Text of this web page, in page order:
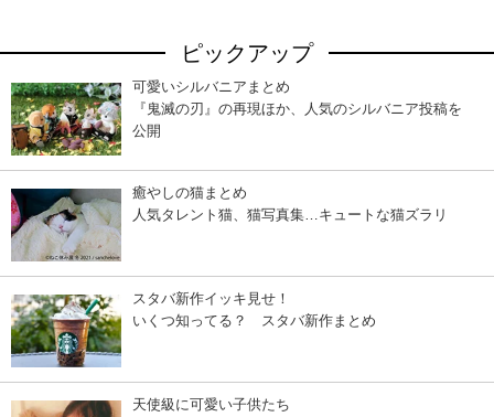
ピックアップ
可愛いシルバニアまとめ
『鬼滅の刃』の再現ほか、人気のシルバニア投稿を
公開
癒やしの猫まとめ
人気タレント猫、猫写真集…キュートな猫ズラリ
スタバ新作イッキ見せ！
いくつ知ってる？ スタバ新作まとめ
天使級に可愛い子供たち